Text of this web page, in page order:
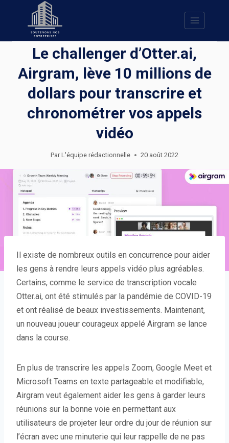
Le challenger d’Otter.ai,
Airgram, lève 10 millions de
dollars pour transcrire et
chronométrer vos appels
vidéo
Par L'équipe rédactionnelle 20 août 2022
Il existe de nombreux outils en concurrence pour aider
les gens à rendre leurs appels vidéo plus agréables.
Certains, comme le service de transcription vocale
Otter.ai, ont été stimulés par la pandémie de COVID-19
et ont réalisé de beaux investissements. Maintenant,
un nouveau joueur courageux appelé Airgram se lance
dans la course.
En plus de transcrire les appels Zoom, Google Meet et
Microsoft Teams en texte partageable et modifiable,
Airgram veut également aider les gens à garder leurs
réunions sur la bonne voie en permettant aux
utilisateurs de projeter leur ordre du jour de réunion sur
l’écran avec une minuterie qui leur rappelle de ne pas